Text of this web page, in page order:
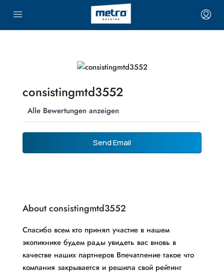
consistingmtd3552
Alle Bewertungen anzeigen
Send Email
About consistingmtd3552
Спасибо всем кто принял участие в нашем
экопикнике будем рады увидеть вас вновь в
качестве наших партнеров Впечатление такое что
компания закрывается и решила свой рейтинг